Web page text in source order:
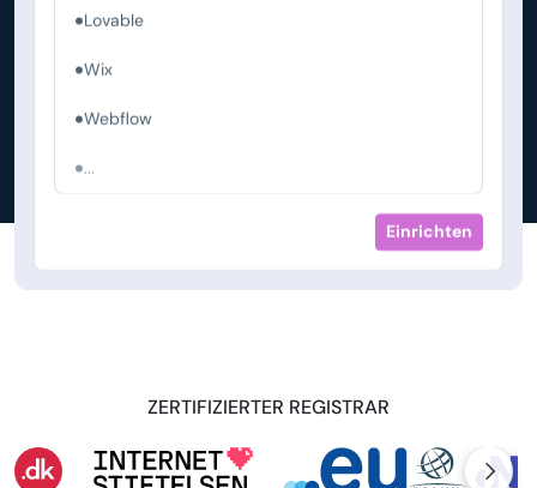
Lovable
Wix
Webflow
...
Einrichten
ZERTIFIZIERTER REGISTRAR